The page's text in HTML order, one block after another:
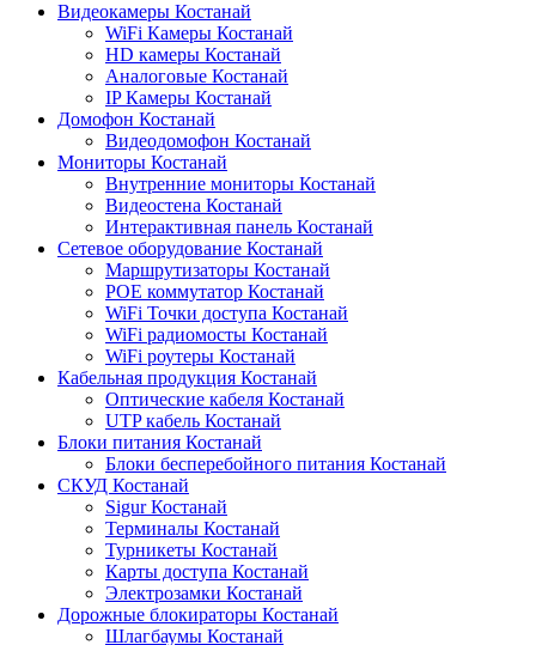
Видеокамеры Костанай
WiFi Камеры Костанай
HD камеры Костанай
Аналоговые Костанай
IP Камеры Костанай
Домофон Костанай
Видеодомофон Костанай
Мониторы Костанай
Внутренние мониторы Костанай
Видеостена Костанай
Интерактивная панель Костанай
Сетевое оборудование Костанай
Маршрутизаторы Костанай
POE коммутатор Костанай
WiFi Точки доступа Костанай
WiFi радиомосты Костанай
WiFi роутеры Костанай
Кабельная продукция Костанай
Оптические кабеля Костанай
UTP кабель Костанай
Блоки питания Костанай
Блоки бесперебойного питания Костанай
СКУД Костанай
Sigur Костанай
Терминалы Костанай
Турникеты Костанай
Карты доступа Костанай
Электрозамки Костанай
Дорожные блокираторы Костанай
Шлагбаумы Костанай